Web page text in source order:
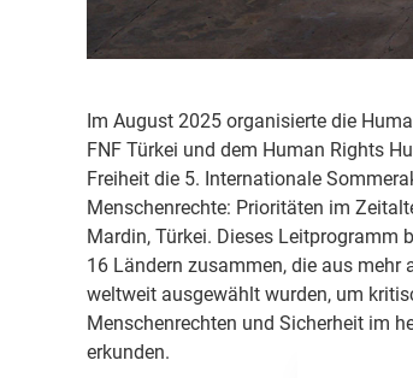
Im August 2025 organisierte die
FNF Türkei und dem Human Rights
Freiheit die 5. Internationale
Menschenrechte: Prioritäten im
Mardin, Türkei. Dieses Leitprogramm
16 Ländern zusammen, die aus mehr
weltweit ausgewählt wurden, um
Menschenrechten und Sicherheit im
erkunden.